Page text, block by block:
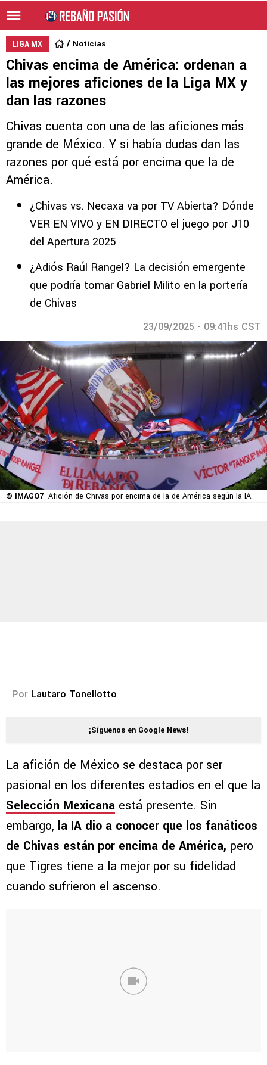
LIGA MX Noticias
Chivas encima de América: ordenan a
las mejores aficiones de la Liga MX y
dan las razones
Chivas cuenta con una de las aficiones más
grande de México. Y si había dudas dan las
razones por qué está por encima que la de
América.
¿Chivas vs. Necaxa va por TV Abierta? Dónde
VER EN VIVO y EN DIRECTO el juego por J10
del Apertura 2025
¿Adiós Raúl Rangel? La decisión emergente
que podría tomar Gabriel Milito en la portería
de Chivas
23/09/2025 - 09:41hs CST
© IMAGO7 Afición de Chivas por encima de la de América según la IA.
Por Lautaro Tonellotto
¡Síguenos en Google News!
La afición de México se destaca por ser
pasional en los diferentes estadios en el que la
Selección Mexicana está presente. Sin
embargo, la IA dio a conocer que los fanáticos
de Chivas están por encima de América, pero
que Tigres tiene a la mejor por su fidelidad
cuando sufrieron el ascenso.